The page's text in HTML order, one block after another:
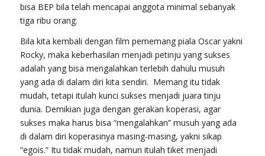
bisa BEP bila telah mencapai anggota minimal sebanyak
tiga ribu orang.
Bila kita kembali dengan film pememang piala Oscar yakni
Rocky, maka keberhasilan menjadi petinju yang sukses
adalah yang bisa mengalahkan terlebih dahulu musuh
yang ada di dalam diri kita sendiri. Memang itu tidak
mudah, tetapi itulah kunci sukses menjadi juara tinju
dunia. Demikian juga dengan gerakan koperasi, agar
sukses maka harus bisa “mengalahkan” musuh yang ada
di dalam diri koperasinya masing-masing, yakni sikap
“egois.” Itu tidak mudah, namun itulah tiket menjadi